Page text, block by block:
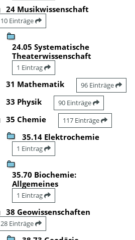
24 Musikwissenschaft
10 Einträge
24.05 Systematische
Theaterwissenschaft
1 Eintrag
31 Mathematik 96 Einträge
33 Physik 90 Einträge
35 Chemie 117 Einträge
35.14 Elektrochemie
1 Eintrag
35.70 Biochemie:
Allgemeines
1 Eintrag
38 Geowissenschaften
28 Einträge